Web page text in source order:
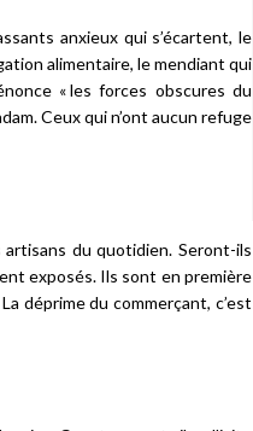
anxieux qui s’écartent, le
alimentaire, le mendiant qui
« les forces obscures du
Ceux qui n’ont aucun refuge
artisans du quotidien. Seront-ils
exposés. Ils sont en première
déprime du commerçant, c’est